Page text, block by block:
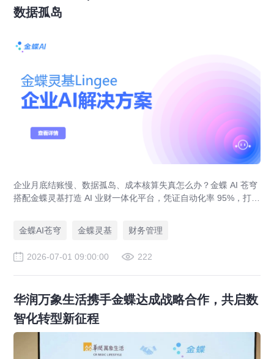
数据孤岛
企业月底结账慢、数据孤岛、成本核算失真怎么办？金蝶 AI 苍穹
搭配金蝶灵基打造 AI 业财一体化平台，凭证自动化率 95%，打通
金蝶AI苍穹 金蝶灵基 财务管理
2026-07-01 09:00:00 222
华润万象生活携手金蝶达成战略合作，共启数
智化转型新征程